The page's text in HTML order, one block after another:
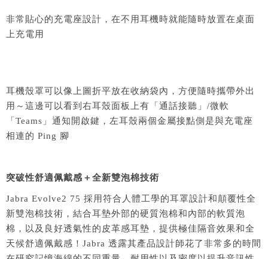
非常貼心的充電座設計，在不用耳機時就能隨時放置在桌面
上充電用
耳機殼罩可以像上圖折平放在收納袋內，方便隨時攜帶外出
用～這邊可以看到右耳殼面板上有「通話接聽」/微軟
「Teams」通知開啟鍵，左耳殼兩個金屬接點側是與充電座
相連的 Ping 腳
突破性舒適佩戴感＋全新雙泡棉技術
Jabra Evolve2 75 採用符合人體工學的耳罩設計和顛覆性全
新雙泡棉技術，結合耳墊外部的硬質泡棉和內部的軟質泡
棉，以及良好透氣性的皮革感耳墊，提供極佳隔音效果和全
天候舒適佩戴感！Jabra 透露其產品設計師花了非常多的時間